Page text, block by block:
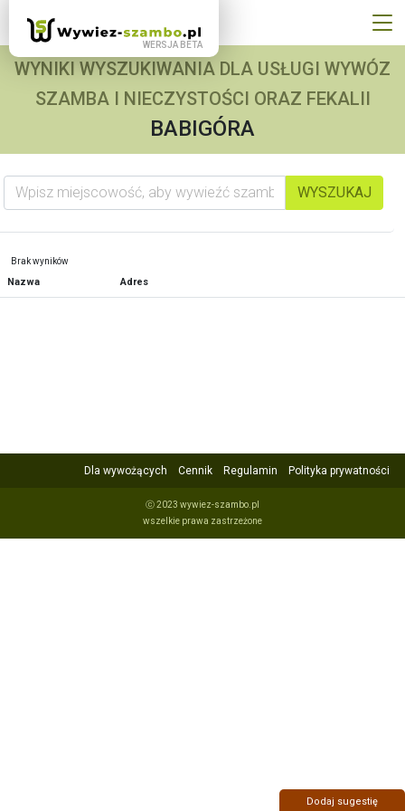
WYNIKI WYSZUKIWANIA DLA USŁUGI WYWÓZ
SZAMBA I NIECZYSTOŚCI ORAZ FEKALII
BABIGÓRA
Wpisz miejscowość, aby wywieźć szambo
WYSZUKAJ
Brak wyników
Nazwa Adres
Dla wywożących Cennik Regulamin Polityka prywatności
ⓒ 2023 wywiez-szambo.pl
wszelkie prawa zastrzeżone
Dodaj sugestię